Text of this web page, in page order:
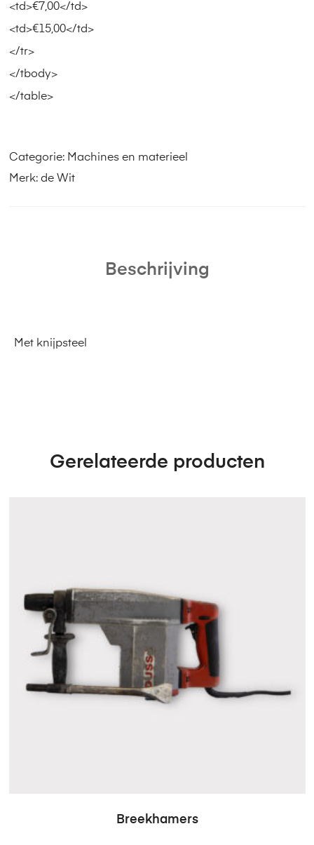
<td>€7,00</td>
<td>€15,00</td>
</tr>
</tbody>
</table>
Categorie: Machines en materieel
Merk: de Wit
Beschrijving
Met knijpsteel
Gerelateerde producten
Breekhamers